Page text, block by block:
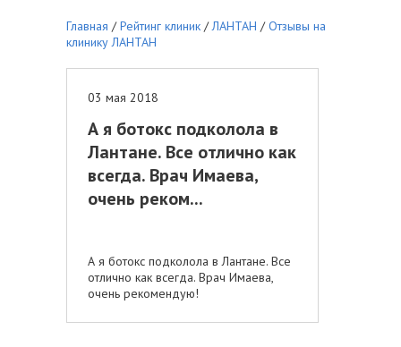
Главная /Рейтинг клиник /ЛАНТАН /Отзывы на
клинику ЛАНТАН
03 мая 2018
А я ботокс подколола в
Лантане. Все отлично как
всегда. Врач Имаева,
очень реком...
А я ботокс подколола в Лантане. Все
отлично как всегда. Врач Имаева,
очень рекомендую!